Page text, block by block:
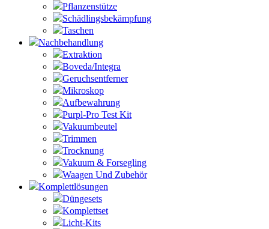
Pflanzenstütze
Schädlingsbekämpfung
Taschen
Nachbehandlung
Extraktion
Boveda/Integra
Geruchsentferner
Mikroskop
Aufbewahrung
Purpl-Pro Test Kit
Vakuumbeutel
Trimmen
Trocknung
Vakuum & Forsegling
Waagen Und Zubehör
Komplettlösungen
Düngesets
Komplettset
Licht-Kits